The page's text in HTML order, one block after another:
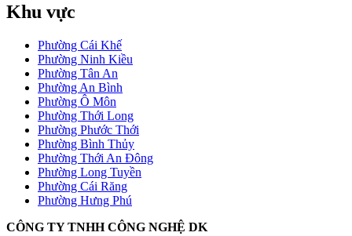
Khu vực
Phường Cái Khế
Phường Ninh Kiều
Phường Tân An
Phường An Bình
Phường Ô Môn
Phường Thới Long
Phường Phước Thới
Phường Bình Thủy
Phường Thới An Đông
Phường Long Tuyền
Phường Cái Răng
Phường Hưng Phú
CÔNG TY TNHH CÔNG NGHỆ DK